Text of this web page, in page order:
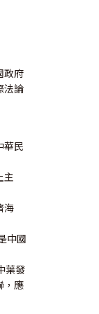
政府
法論
華民
主
海
中國
葉發
，應